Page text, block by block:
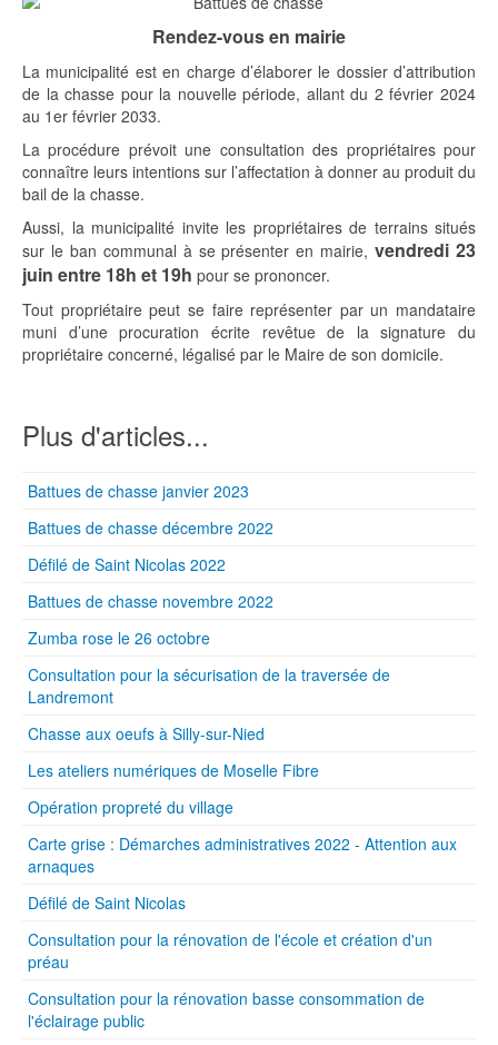
Rendez-vous en mairie
La municipalité est en charge d’élaborer le dossier d’attribution
de la chasse pour la nouvelle période, allant du 2 février 2024
au 1er février 2033.
La procédure prévoit une consultation des propriétaires pour
connaître leurs intentions sur l’affectation à donner au produit du
bail de la chasse.
Aussi, la municipalité invite les propriétaires de terrains situés
sur le ban communal à se présenter en mairie,vendredi 23
juin entre 18h et 19h pour se prononcer.
Tout propriétaire peut se faire représenter par un mandataire
muni d’une procuration écrite revêtue de la signature du
propriétaire concerné, légalisé par le Maire de son domicile.
Plus d'articles...
Battues de chasse janvier 2023
Battues de chasse décembre 2022
Défilé de Saint Nicolas 2022
Battues de chasse novembre 2022
Zumba rose le 26 octobre
Consultation pour la sécurisation de la traversée de
Landremont
Chasse aux oeufs à Silly-sur-Nied
Les ateliers numériques de Moselle Fibre
Opération propreté du village
Carte grise : Démarches administratives 2022 - Attention aux
arnaques
Défilé de Saint Nicolas
Consultation pour la rénovation de l'école et création d'un
préau
Consultation pour la rénovation basse consommation de
l'éclairage public